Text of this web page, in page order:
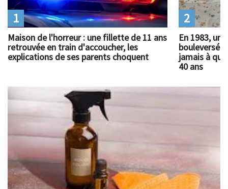
Maison de l'horreur : une fillette de 11 ans
retrouvée en train d'accoucher, les
explications de ses parents choquent
1
En 1983, un
bouleversé
jamais à
40 ans
2